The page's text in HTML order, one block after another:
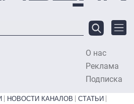
О нас
Реклама
Подписка
НОВОСТИ КАНАЛОВ
СТАТЬИ